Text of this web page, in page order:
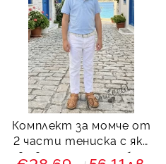
Комплект за момче от
2 части тениска с яка
в светлосинъо и бял